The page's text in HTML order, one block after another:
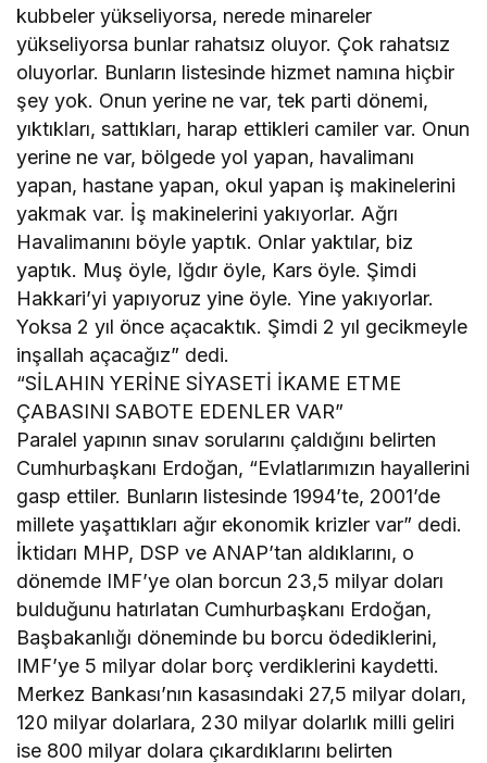
kubbeler yükseliyorsa, nerede minareler
yükseliyorsa bunlar rahatsız oluyor. Çok rahatsız
oluyorlar. Bunların listesinde hizmet namına hiçbir
şey yok. Onun yerine ne var, tek parti dönemi,
yıktıkları, sattıkları, harap ettikleri camiler var. Onun
yerine ne var, bölgede yol yapan, havalimanı
yapan, hastane yapan, okul yapan iş makinelerini
yakmak var. İş makinelerini yakıyorlar. Ağrı
Havalimanını böyle yaptık. Onlar yaktılar, biz
yaptık. Muş öyle, Iğdır öyle, Kars öyle. Şimdi
Hakkari’yi yapıyoruz yine öyle. Yine yakıyorlar.
Yoksa 2 yıl önce açacaktık. Şimdi 2 yıl gecikmeyle
inşallah açacağız” dedi.
“SİLAHIN YERİNE SİYASETİ İKAME ETME
ÇABASINI SABOTE EDENLER VAR”
Paralel yapının sınav sorularını çaldığını belirten
Cumhurbaşkanı Erdoğan, “Evlatlarımızın hayallerini
gasp ettiler. Bunların listesinde 1994’te, 2001’de
millete yaşattıkları ağır ekonomik krizler var” dedi.
İktidarı MHP, DSP ve ANAP’tan aldıklarını, o
dönemde IMF’ye olan borcun 23,5 milyar doları
bulduğunu hatırlatan Cumhurbaşkanı Erdoğan,
Başbakanlığı döneminde bu borcu ödediklerini,
IMF’ye 5 milyar dolar borç verdiklerini kaydetti.
Merkez Bankası’nın kasasındaki 27,5 milyar doları,
120 milyar dolarlara, 230 milyar dolarlık milli geliri
ise 800 milyar dolara çıkardıklarını belirten